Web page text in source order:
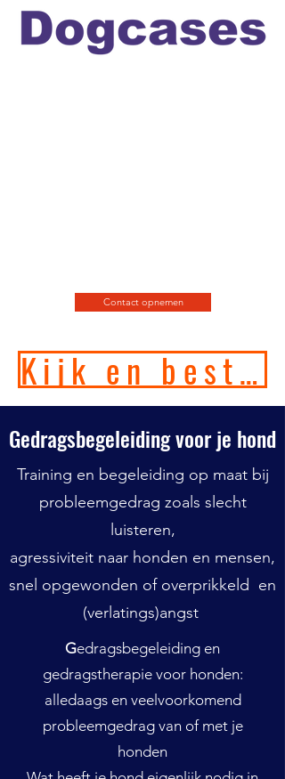
Contact opnemen
Kijk en bestel in onze online hondenwinkel!!
Gedragsbegeleiding voor je hond
Training en begeleiding op maat bij
probleemgedrag zoals slecht
luisteren,
agressiviteit naar honden en mensen,
snel opgewonden of overprikkeld en
(verlatings)angst
Gedragsbegeleiding en
gedragstherapie voor honden:
alledaags en veelvoorkomend
probleemgedrag van of met je
honden